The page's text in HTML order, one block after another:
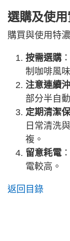
選購及使
購買與使用特
按需選購
制咖啡風
注意連續
部分半自
定期清潔
日常清洗
複。
留意耗電
電較高。
返回目錄